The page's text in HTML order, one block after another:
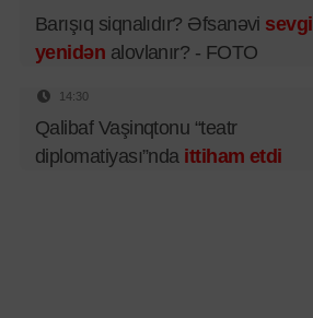
Barışıq siqnalıdır? Əfsanəvi sevgi
yenidən alovlanır? - FOTO
14:30
Qalibaf Vaşinqtonu “teatr
diplomatiyası”nda ittiham etdi